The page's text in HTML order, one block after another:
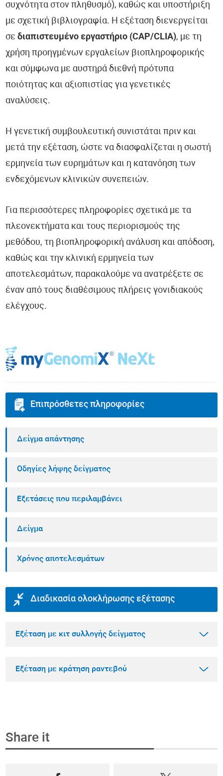
συχνότητα στον πληθυσμό), καθώς και υποστήριξη
με σχετική βιβλιογραφία. Η εξέταση διενεργείται
σεδιαπιστευμένο εργαστήριο (CAP/CLIA), με τη
χρήση προηγμένων εργαλείων βιοπληροφορικής
και σύμφωνα με αυστηρά διεθνή πρότυπα
ποιότητας και αξιοπιστίας για γενετικές
αναλύσεις.
Η γενετική συμβουλευτική συνιστάται πριν και
μετά την εξέταση, ώστε να διασφαλίζεται η σωστή
ερμηνεία των ευρημάτων και η κατανόηση των
ενδεχόμενων κλινικών συνεπειών.
Για περισσότερες πληροφορίες σχετικά με τα
πλεονεκτήματα και τους περιορισμούς της
μεθόδου, τη βιοπληροφορική ανάλυση και απόδοση,
καθώς και την κλινική ερμηνεία των
αποτελεσμάτων, παρακαλούμε να ανατρέξετε σε
έναν από τους διαθέσιμους πλήρεις γονιδιακούς
ελέγχους.
Επιπρόσθετες πληροφορίες
Δείγμα απάντησης
Οδηγίες λήψης δείγματος
Εξετάσεις που περιλαμβάνει
Δείγμα
Χρόνος αποτελεσμάτων
Διαδικασία ολοκλήρωσης εξέτασης
Εξέταση με κιτ συλλογής δείγματος
Επιλέξτε την εξέταση που θέλετε να κάνετε
Εξέταση με κράτηση ραντεβού
Βήμα 1
Share it